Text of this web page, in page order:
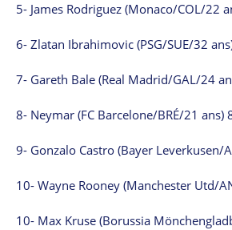
5- James Rodriguez (Monaco/COL/22
6- Zlatan Ibrahimovic (PSG/SUE/32
7- Gareth Bale (Real Madrid/GAL/24
8- Neymar (FC Barcelone/BRÉ/21
9- Gonzalo Castro (Bayer Leverkusen/
10- Wayne Rooney (Manchester Utd/
10- Max Kruse (Borussia